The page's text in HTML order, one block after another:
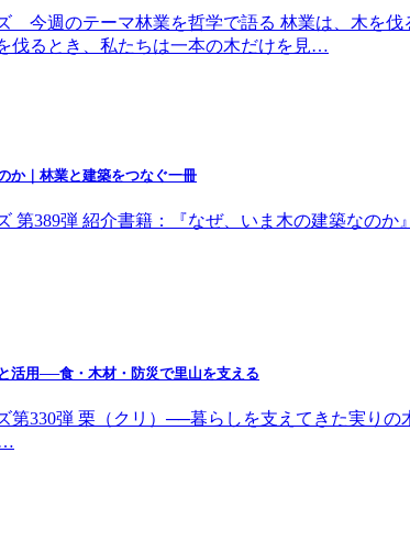
今週のテーマ林業を哲学で語る 林業は、木を
伐るとき、私たちは一本の木だけを見…
か｜林業と建築をつなぐ一冊
第389弾 紹介書籍：『なぜ、いま木の建築なの
活用──食・木材・防災で里山を支える
第330弾 栗（クリ）──暮らしを支えてきた実り